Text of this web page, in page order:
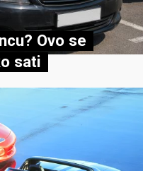
Ovo se
sati